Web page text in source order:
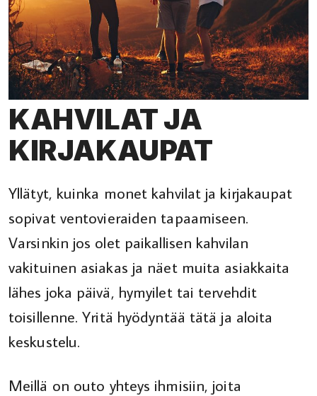
KAHVILAT JA
KIRJAKAUPAT
Yllätyt, kuinka monet kahvilat ja kirjakaupat
sopivat ventovieraiden tapaamiseen.
Varsinkin jos olet paikallisen kahvilan
vakituinen asiakas ja näet muita asiakkaita
lähes joka päivä, hymyilet tai tervehdit
toisillenne. Yritä hyödyntää tätä ja aloita
keskustelu.
Meillä on outo yhteys ihmisiin, joita